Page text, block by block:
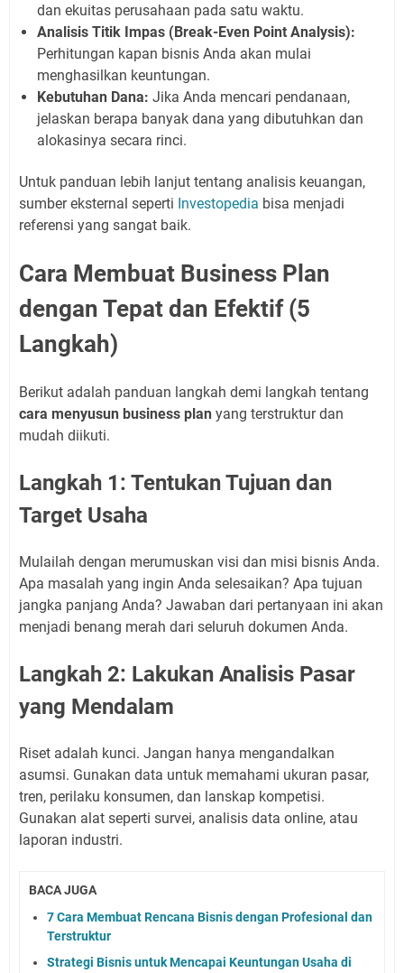
dan ekuitas perusahaan pada satu waktu.
Analisis Titik Impas (Break-Even Point Analysis):
Perhitungan kapan bisnis Anda akan mulai
menghasilkan keuntungan.
Kebutuhan Dana: Jika Anda mencari pendanaan,
jelaskan berapa banyak dana yang dibutuhkan dan
alokasinya secara rinci.
Untuk panduan lebih lanjut tentang analisis keuangan,
sumber eksternal seperti Investopedia bisa menjadi
referensi yang sangat baik.
Cara Membuat Business Plan
dengan Tepat dan Efektif (5
Langkah)
Berikut adalah panduan langkah demi langkah tentang
cara menyusun business plan yang terstruktur dan
mudah diikuti.
Langkah 1: Tentukan Tujuan dan
Target Usaha
Mulailah dengan merumuskan visi dan misi bisnis Anda.
Apa masalah yang ingin Anda selesaikan? Apa tujuan
jangka panjang Anda? Jawaban dari pertanyaan ini akan
menjadi benang merah dari seluruh dokumen Anda.
Langkah 2: Lakukan Analisis Pasar
yang Mendalam
Riset adalah kunci. Jangan hanya mengandalkan
asumsi. Gunakan data untuk memahami ukuran pasar,
tren, perilaku konsumen, dan lanskap kompetisi.
Gunakan alat seperti survei, analisis data online, atau
laporan industri.
BACA JUGA
7 Cara Membuat Rencana Bisnis dengan Profesional dan
Terstruktur
Strategi Bisnis untuk Mencapai Keuntungan Usaha di